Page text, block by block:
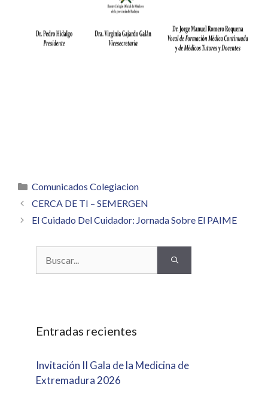
Categorías
Comunicados Colegiacion
CERCA DE TI – SEMERGEN
El Cuidado Del Cuidador: Jornada Sobre El PAIME
Entradas recientes
Invitación II Gala de la Medicina de
Extremadura 2026